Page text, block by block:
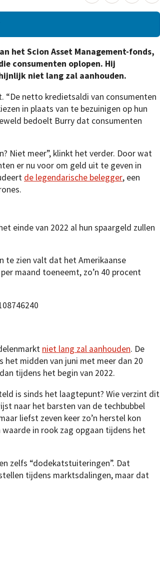
het Scion Asset Management-fonds,
consumenten oplopen. Hij
niet lang zal aanhouden.
netto kredietsaldi van consumenten
in plaats van te bezuinigen op hun
bedoelt Burry dat consumenten
Niet meer”, klinkt het verder. Door wat
er nu voor om geld uit te geven in
de legendarische belegger, een
einde van 2022 al hun spaargeld zullen
te zien valt dat het Amerikaanse
maand toeneemt, zo’n 40 procent
niet lang zal aanhouden. De
het midden van juni met meer dan 20
tijdens het begin van 2022.
is sinds het laagtepunt? Wie verzint dit
naar het barsten van de techbubbel
liefst zeven keer zo’n herstel kon
in rook zag opgaan tijdens het
zelfs “dodekatstuiteringen”. Dat
tijdens marktsdalingen, maar dat